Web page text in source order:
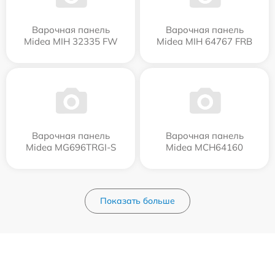
Варочная панель
Midea MIH 32335 FW
Варочная панель
Midea MIH 64767 FRB
Варочная панель
Midea MG696TRGI-S
Варочная панель
Midea MCH64160
Показать больше